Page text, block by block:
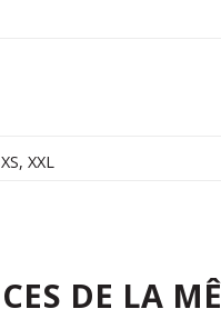
XS,XXL
DE LA